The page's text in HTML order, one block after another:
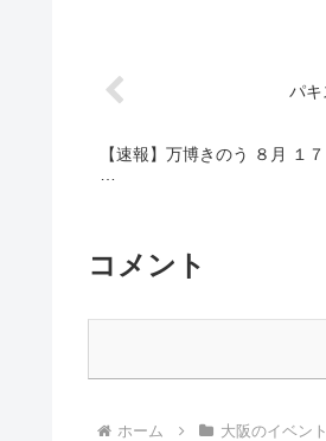
パ
【速報】万博きのう ８月 １
コメント
ホーム 大阪のイベント